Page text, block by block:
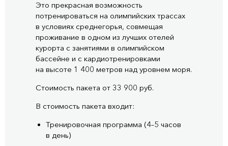
Это прекрасная возможность
потренироваться на олимпийских трассах
в условиях среднегорья, совмещая
проживание в одном из лучших отелей
курорта с занятиями в олимпийском
бассейне и с кардиотренировками
на высоте 1 400 метров над уровнем моря.
Стоимость пакета от 33 900 руб.
В стоимость пакета входит:
Тренировочная программа (4–5 часов
в день)